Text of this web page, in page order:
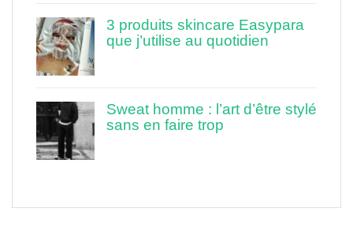
3 produits skincare Easypara
que j’utilise au quotidien
Sweat homme : l’art d’être stylé
sans en faire trop